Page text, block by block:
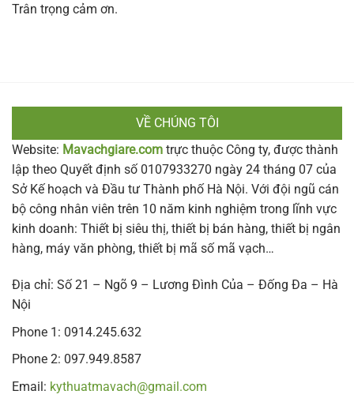
Trân trọng cảm ơn.
VỀ CHÚNG TÔI
Website: Mavachgiare.com trực thuộc Công ty, được thành
lập theo Quyết định số 0107933270 ngày 24 tháng 07 của
Sở Kế hoạch và Đầu tư Thành phố Hà Nội. Với đội ngũ cán
bộ công nhân viên trên 10 năm kinh nghiệm trong lĩnh vực
kinh doanh: Thiết bị siêu thị, thiết bị bán hàng, thiết bị ngân
hàng, máy văn phòng, thiết bị mã số mã vạch…
Địa chỉ: Số 21 – Ngõ 9 – Lương Đình Của – Đống Đa – Hà
Nội
Phone 1: 0914.245.632
Phone 2: 097.949.8587
Email: kythuatmavach@gmail.com